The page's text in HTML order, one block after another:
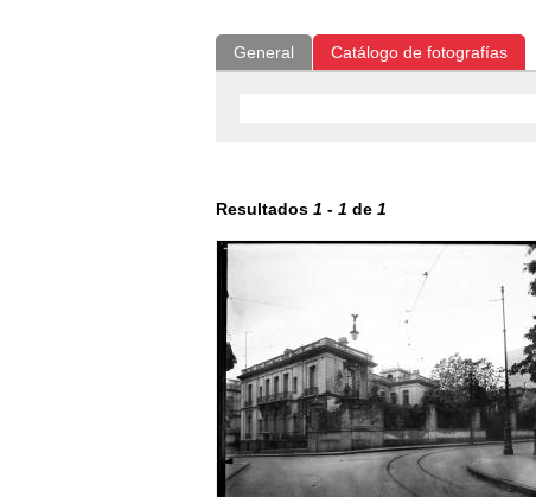
General Catálogo de fotografías
Resultados 1 - 1 de 1